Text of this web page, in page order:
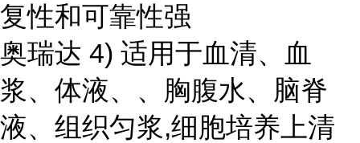
复性和可靠性强
奥瑞达 4) 适用于血清、血
浆、体液、、胸腹水、脑脊
液、组织匀浆,细胞培养上清